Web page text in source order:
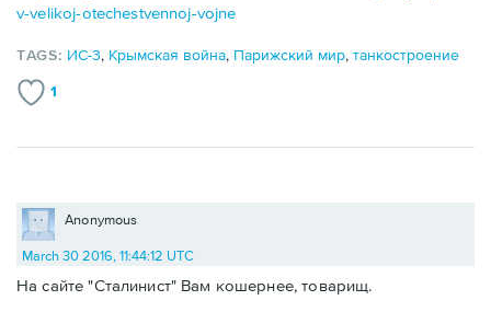
v-velikoj-otechestvennoj-vojne
TAGS: ИС-3, Крымская война, Парижский мир,танкостроение
1
Anonymous
March 30 2016, 11:44:12 UTC
На сайте "Сталинист" Вам кошернее, товарищ.